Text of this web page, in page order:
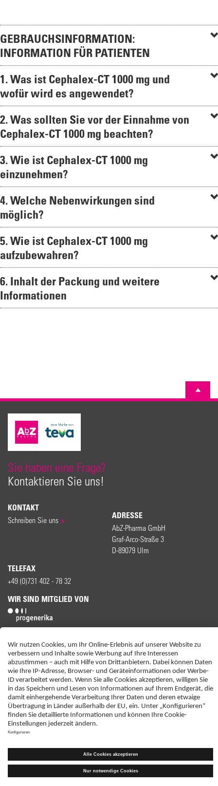
GEBRAUCHSINFORMATION:
INFORMATION FÜR PATIENTEN
1. Was ist Cephalex-CT 1000 mg und
wofür wird es angewendet?
2. Was sollten Sie vor der Einnahme von
Cephalex-CT 1000 mg beachten?
3. Wie ist Cephalex-CT 1000 mg
einzunehmen?
4. Welche Nebenwirkungen sind
möglich?
5. Wie ist Cephalex-CT 1000 mg
aufzubewahren?
6. Inhalt der Packung und weitere
Informationen
Sie haben eine Frage?
Kontaktieren Sie uns!
KONTAKT
Schreiben Sie uns ADRESSE
AbZ-Pharma GmbH
Graf-Arco-Straße 3
D-89079 Ulm
TELEFAX
+49 (0)731 402 - 78 32
WIR SIND MITGLIED VON
ERKLÄRUNG ZUR BARRIEREFREIHEIT
IMPRESSUM
KONTAKT
NEBENWIRKUNGSANZEIGEN
LIEFER-AGB